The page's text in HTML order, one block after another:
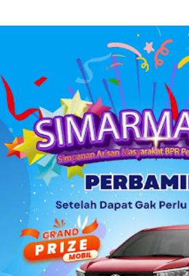
kebutuhan dasar manusia, yang jika
berharga daripada kesehatan.
mungkin dapat tertidur, tetapi yang
tidak dapat tidur, mungkin hanya
saja. Bagi yang sakit bisa merasa
merasakan penyakitnya, akan
merasa aman, walaupun sehat, ia
hidupnya. Secara etimologi
bahasa Arab yang memiliki akar
dengan iman dan amanah . Tidak
ketiga kata tersebut dalam al-